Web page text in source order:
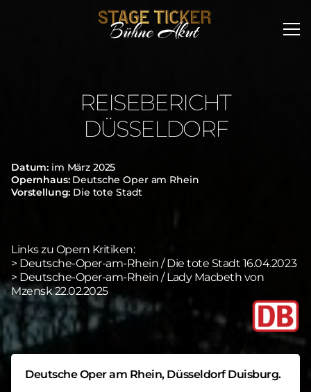
REISEBERICHT
DÜSSELDORF
Datum: im März 2025
Opernhaus:Deutsche Oper am Rhein
Vorstellung: Die tote Stadt
Links zu Opern Kritiken:
> Deutsche-Oper-am-Rhein / Die tote Stadt 16.04.2023
> Deutsche-Oper-am-Rhein / Lady Macbeth von
Mzensk 22.02.2025
Deutsche Oper am Rhein, Düsseldorf Duisburg.